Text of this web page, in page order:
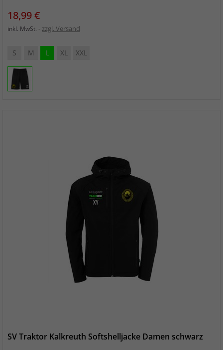
Preis
18,99 €
inkl. MwSt. zzgl. Versand
S M L XL XXL
SV Traktor Kalkreuth Softshelljacke Damen schwarz